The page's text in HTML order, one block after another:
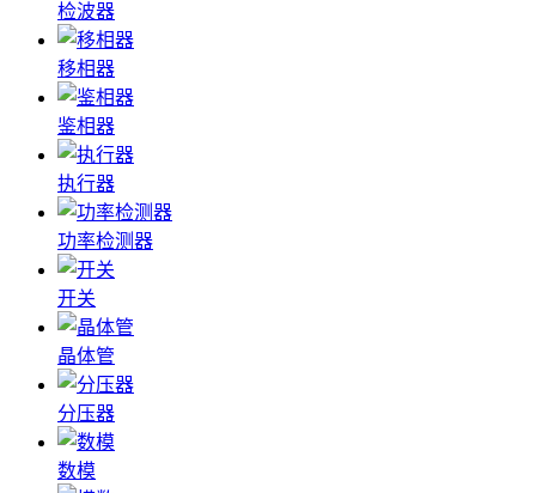
检波器
移相器
鉴相器
执行器
功率检测器
开关
晶体管
分压器
数模